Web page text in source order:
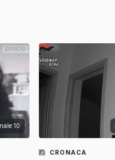
10
CRONACA